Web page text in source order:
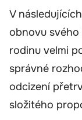
V
obnovu
rodinu velmi
správné
odcizení
složitého